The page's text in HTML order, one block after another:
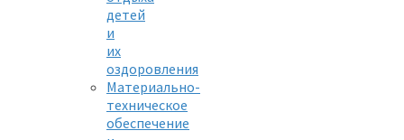
детей
и
их
оздоровления
Материально-
техническое
обеспечение